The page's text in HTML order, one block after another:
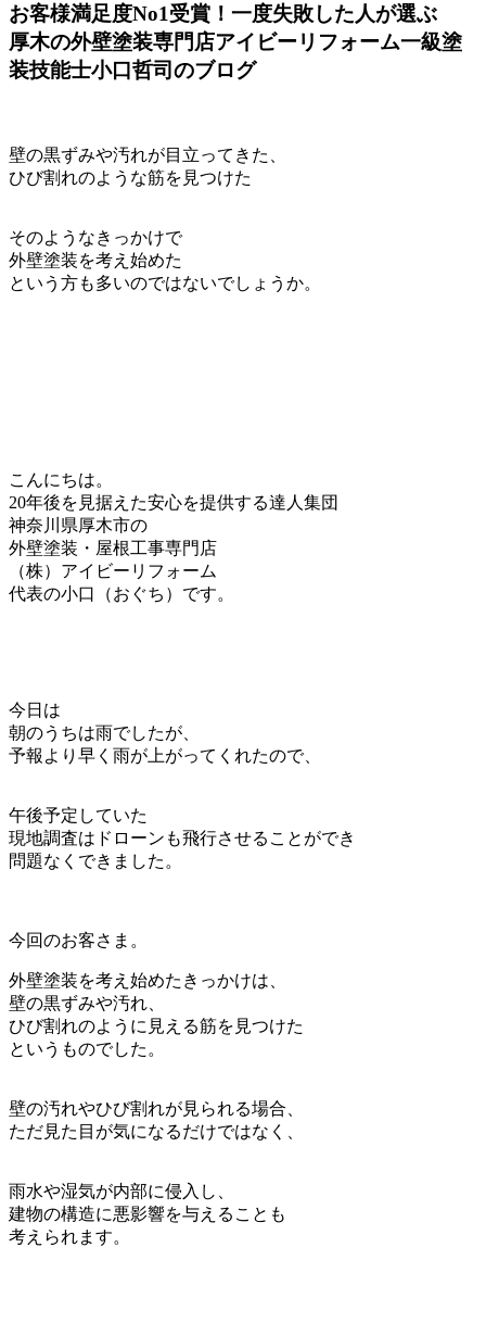
お客様満足度No1受賞！一度失敗した人が選ぶ
厚木の外壁塗装専門店アイビーリフォーム一級塗
装技能士小口哲司のブログ
壁の黒ずみや汚れが目立ってきた、
ひび割れのような筋を見つけた
そのようなきっかけで
外壁塗装を考え始めた
という方も多いのではないでしょうか。
こんにちは。
20年後を見据えた安心を提供する達人集団
神奈川県厚木市の
外壁塗装・屋根工事専門店
（株）アイビーリフォーム
代表の小口（おぐち）です。
今日は
朝のうちは雨でしたが、
予報より早く雨が上がってくれたので、
午後予定していた
現地調査はドローンも飛行させることができ
問題なくできました。
今回のお客さま。
外壁塗装を考え始めたきっかけは、
壁の黒ずみや汚れ、
ひび割れのように見える筋を見つけた
というものでした。
壁の汚れやひび割れが見られる場合、
ただ見た目が気になるだけではなく、
雨水や湿気が内部に侵入し、
建物の構造に悪影響を与えることも
考えられます。